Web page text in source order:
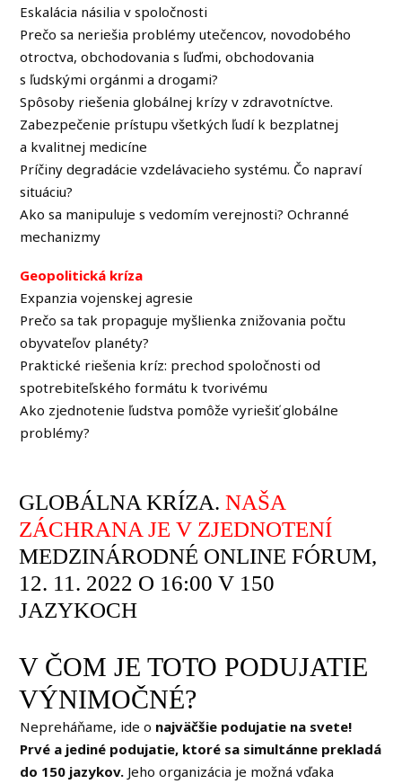
Eskalácia násilia v spoločnosti
Prečo sa neriešia problémy utečencov, novodobého
otroctva, obchodovania s ľuďmi, obchodovania
s ľudskými orgánmi a drogami?
Spôsoby riešenia globálnej krízy v zdravotníctve.
Zabezpečenie prístupu všetkých ľudí k bezplatnej
a kvalitnej medicíne
Príčiny degradácie vzdelávacieho systému. Čo napraví
situáciu?
Ako sa manipuluje s vedomím verejnosti? Ochranné
mechanizmy
Geopolitická kríza
Expanzia vojenskej agresie
Prečo sa tak propaguje myšlienka znižovania počtu
obyvateľov planéty?
Praktické riešenia kríz: prechod spoločnosti od
spotrebiteľského formátu k tvorivému
Ako zjednotenie ľudstva pomôže vyriešiť globálne
problémy?
GLOBÁLNA KRÍZA.NAŠA
ZÁCHRANA JE V ZJEDNOTENÍ
MEDZINÁRODNÉ ONLINE FÓRUM,
12. 11. 2022 O 16:00 V 150
JAZYKOCH
V ČOM JE TOTO PODUJATIE
VÝNIMOČNÉ?
Nepreháňame, ide o najväčšie podujatie na svete!
Prvé a jediné podujatie, ktoré sa simultánne prekladá
do 150 jazykov. Jeho organizácia je možná vďaka